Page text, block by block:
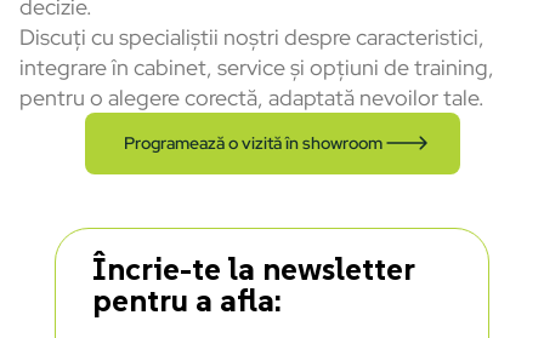
decizie.
Discuți cu specialiștii noștri despre caracteristici,
integrare în cabinet, service și opțiuni de training,
pentru o alegere corectă, adaptată nevoilor tale.
Programează o vizită în showroom
Încrie-te la newsletter
pentru a afla: